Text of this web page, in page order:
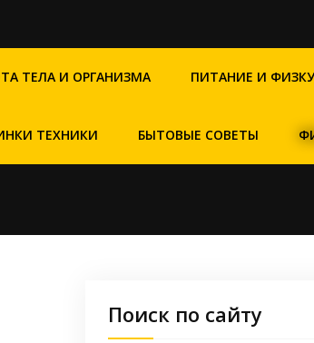
ТЕЛА И ОРГАНИЗМА ПИТАНИЕ И
ТЕХНИКИ БЫТОВЫЕ СОВЕТЫ
Поиск по сайту